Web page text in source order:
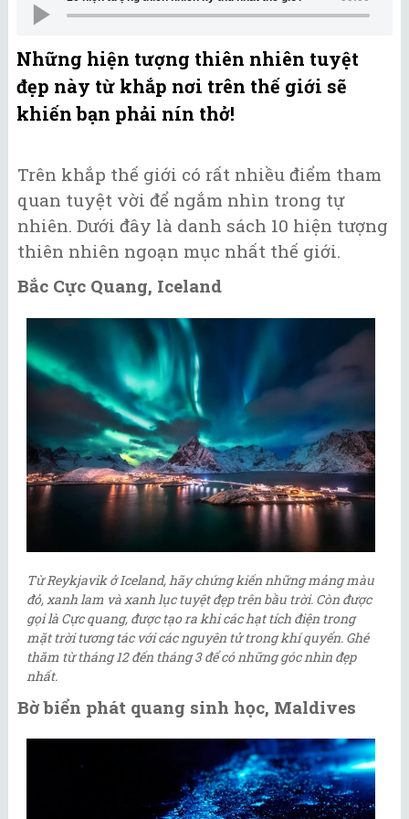
Những hiện tượng thiên nhiên tuyệt
đẹp này từ khắp nơi trên thế giới sẽ
khiến bạn phải nín thở!
Trên khắp thế giới có rất nhiều điểm tham
quan tuyệt vời để ngắm nhìn trong tự
nhiên. Dưới đây là danh sách 10 hiện tượng
thiên nhiên ngoạn mục nhất thế giới.
Bắc Cực Quang, Iceland
Từ Reykjavik ở Iceland, hãy chứng kiến ​​những mảng màu
đỏ, xanh lam và xanh lục tuyệt đẹp trên bầu trời. Còn được
gọi là Cực quang, được tạo ra khi các hạt tích điện trong
mặt trời tương tác với các nguyên tử trong khí quyển. Ghé
thăm từ tháng 12 đến tháng 3 để có những góc nhìn đẹp
nhất.
Bờ biển phát quang sinh học, Maldives